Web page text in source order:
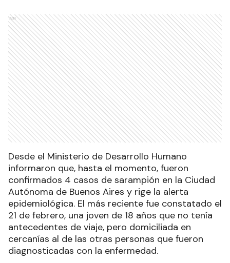
Ads
Desde el Ministerio de Desarrollo Humano
informaron que, hasta el momento, fueron
confirmados 4 casos de sarampión en la Ciudad
Autónoma de Buenos Aires y rige la alerta
epidemiológica. El más reciente fue constatado el
21 de febrero, una joven de 18 años que no tenía
antecedentes de viaje, pero domiciliada en
cercanías al de las otras personas que fueron
diagnosticadas con la enfermedad.